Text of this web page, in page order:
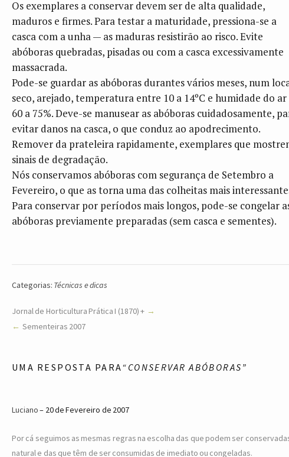
Os exemplares a conservar devem ser de alta qualidade,
maduros e firmes. Para testar a maturidade, pressiona-se a
casca com a unha — as maduras resistirão ao risco. Evite
abóboras quebradas, pisadas ou com a casca excessivamente
massacrada.
Pode-se guardar as abóboras durantes vários meses, num
seco, arejado, temperatura entre 10 a 14ºC e humidade do ar
60 a 75%. Deve-se manusear as abóboras cuidadosamente,
evitar danos na casca, o que conduz ao apodrecimento.
Remover da prateleira rapidamente, exemplares que
sinais de degradação.
Nós conservamos abóboras com segurança de Setembro a
Fevereiro, o que as torna uma das colheitas mais
Para conservar por períodos mais longos, pode-se congelar
abóboras previamente preparadas (sem casca e sementes).
Categorias: Técnicas e dicas
Jornal de Horticultura Prática I (1870) +
Sementeiras 2007
UMA RESPOSTA PARA“CONSERVAR ABÓBORAS”
Luciano 20 de Fevereiro de 2007
Por cá seguimos as mesmas regras na escolha das que podem ser
natural e das que têm de ser consumidas de imediato ou congeladas.